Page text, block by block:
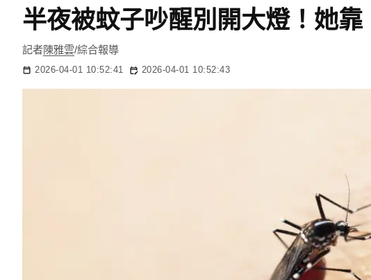
半夜被蚊子吵醒別開大燈！她
記者陳雅雲/綜合報導
2026-04-01 10:52:41 2026-04-01 10:52:43